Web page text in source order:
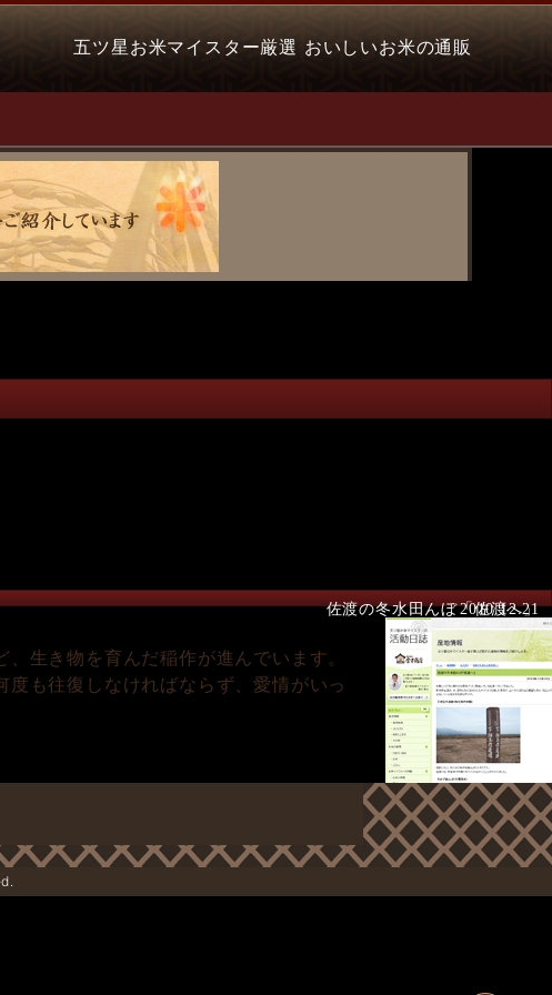
五ツ星お米マイスター厳選 おいしいお米の通販
佐渡の冬水田んぼ「佐渡へ」
2010.12.21
生き物を育んだ稲作が進んでいます。
も往復しなければならず、愛情がいっ